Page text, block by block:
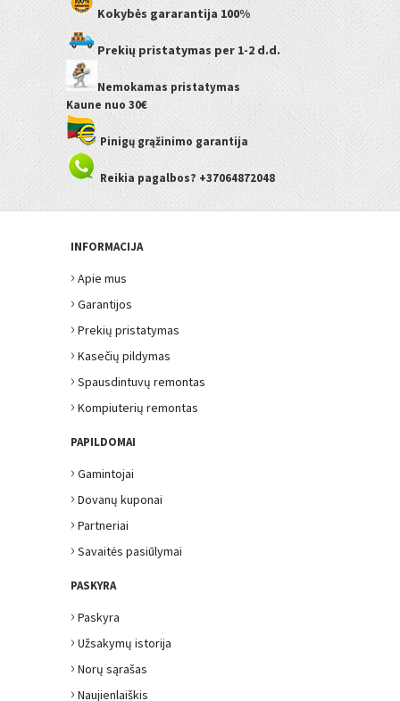
Kokybės gararantija 100%
Prekių pristatymas per 1-2 d.d.
Nemokamas pristatymas
Kaune nuo 30€
Pinigų grąžinimo garantija
Reikia pagalbos? +37064872048
INFORMACIJA
› Apie mus
› Garantijos
› Prekių pristatymas
› Kasečių pildymas
› Spausdintuvų remontas
› Kompiuterių remontas
PAPILDOMAI
› Gamintojai
› Dovanų kuponai
› Partneriai
› Savaitės pasiūlymai
PASKYRA
› Paskyra
› Užsakymų istorija
› Norų sąrašas
› Naujienlaiškis